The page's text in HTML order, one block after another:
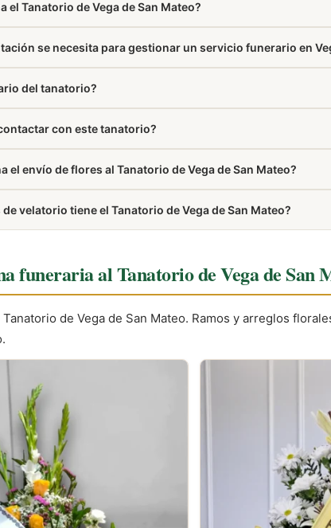
el Tanatorio de Vega de San Mateo?
se necesita para gestionar un servicio funerario en
si la hay.
del tanatorio?
con este tanatorio?
el envío de flores al Tanatorio de Vega de San Mateo?
velatorio tiene el Tanatorio de Vega de San Mateo?
funeraria al Tanatorio de Vega de San
de Vega de San Mateo. Ramos y arreglos